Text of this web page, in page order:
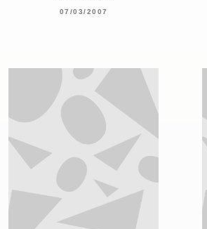
07/03/2007